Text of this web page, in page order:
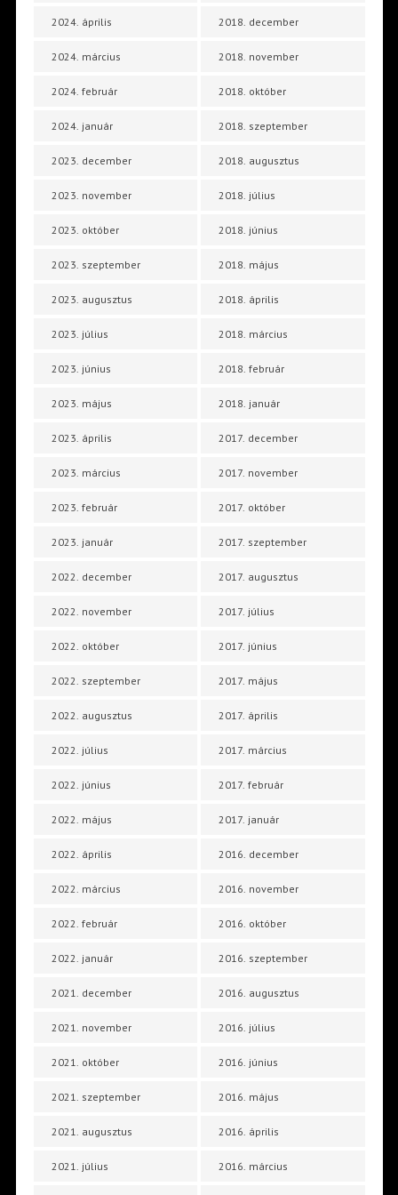
2024. április
2024. március
2024. február
2024. január
2023. december
2023. november
2023. október
2023. szeptember
2023. augusztus
2023. július
2023. június
2023. május
2023. április
2023. március
2023. február
2023. január
2022. december
2022. november
2022. október
2022. szeptember
2022. augusztus
2022. július
2022. június
2022. május
2022. április
2022. március
2022. február
2022. január
2021. december
2021. november
2021. október
2021. szeptember
2021. augusztus
2021. július
2018. december
2018. november
2018. október
2018. szeptember
2018. augusztus
2018. július
2018. június
2018. május
2018. április
2018. március
2018. február
2018. január
2017. december
2017. november
2017. október
2017. szeptember
2017. augusztus
2017. július
2017. június
2017. május
2017. április
2017. március
2017. február
2017. január
2016. december
2016. november
2016. október
2016. szeptember
2016. augusztus
2016. július
2016. június
2016. május
2016. április
2016. március